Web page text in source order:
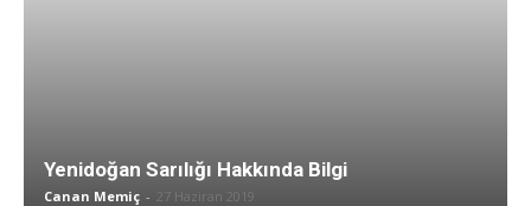
Yenidoğan Sarılığı Hakkında Bilgi
Canan Memiç - 27 Haziran 2019